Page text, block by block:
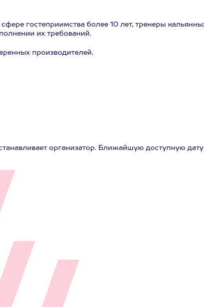
гостеприимства более 10 лет, тренеры
их требований.
производителей.
организатор. Ближайшую доступную дату